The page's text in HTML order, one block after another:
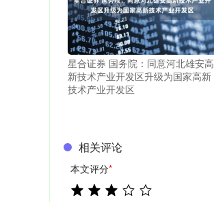
星合证券 国务院：同意河北雄安高
新技术产业开发区升级为国家高新
技术产业开发区
相关评论
本文评分*